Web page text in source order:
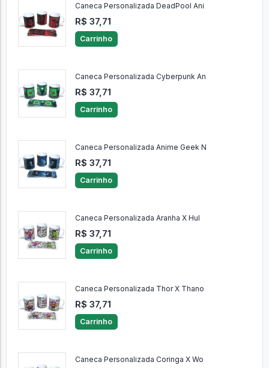
Caneca Personalizada DeadPool Ani
R$ 37,71
Carrinho
Caneca Personalizada Cyberpunk An
R$ 37,71
Carrinho
Caneca Personalizada Anime Geek N
R$ 37,71
Carrinho
Caneca Personalizada Aranha X Hul
R$ 37,71
Carrinho
Caneca Personalizada Thor X Thano
R$ 37,71
Carrinho
Caneca Personalizada Coringa X Wo